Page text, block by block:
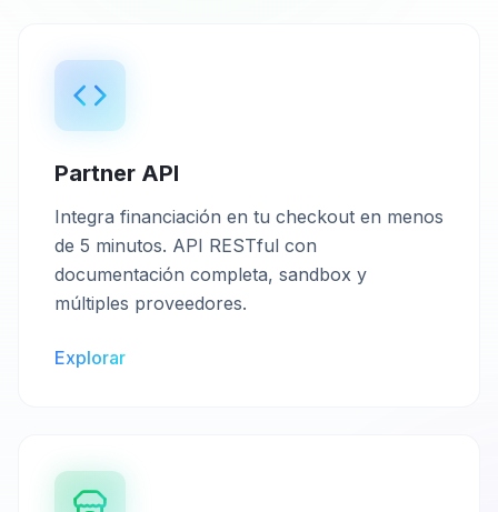
Partner API
Integra financiación en tu checkout en menos
de 5 minutos. API RESTful con
documentación completa, sandbox y
múltiples proveedores.
Explorar